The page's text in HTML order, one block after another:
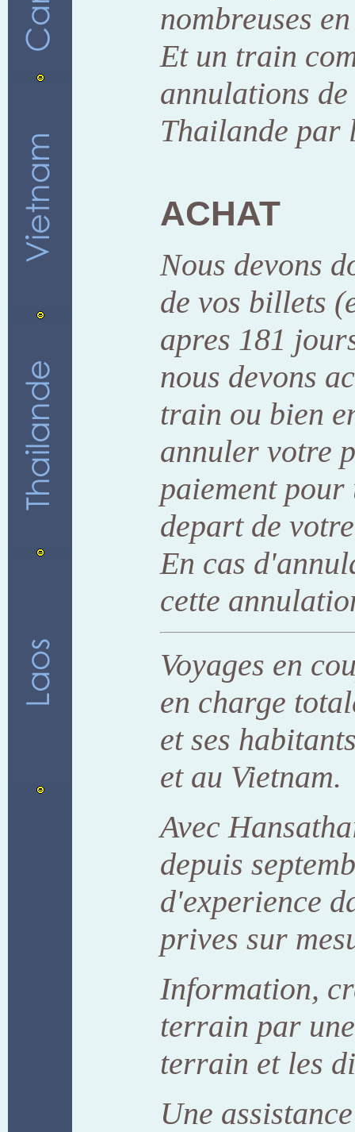
nombreuses
Et un train
annulations
Thailande par
ACHAT
Nous devons
de vos billets
apres 181
nous devons
train ou bien
annuler votre
paiement
depart de
En cas
cette
Voyages en
en charge
et ses
et au Vietnam.
Avec
depuis
d'experience
prives sur
Information,
terrain par
terrain et les
Une